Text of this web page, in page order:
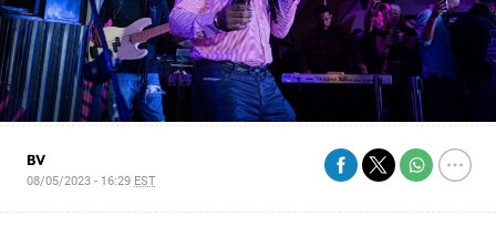
BV
08/05/2023 - 16:29 EST